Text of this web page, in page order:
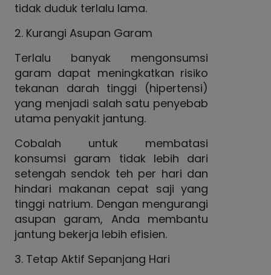
tidak duduk terlalu lama.
2. Kurangi Asupan Garam
Terlalu banyak mengonsumsi
garam dapat meningkatkan risiko
tekanan darah tinggi (hipertensi)
yang menjadi salah satu penyebab
utama penyakit jantung.
Cobalah untuk membatasi
konsumsi garam tidak lebih dari
setengah sendok teh per hari dan
hindari makanan cepat saji yang
tinggi natrium. Dengan mengurangi
asupan garam, Anda membantu
jantung bekerja lebih efisien.
3. Tetap Aktif Sepanjang Hari